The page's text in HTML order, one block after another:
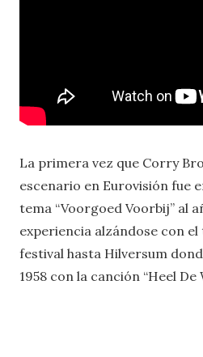
La primera vez que Corry
escenario en Eurovisión fue
tema “Voorgoed Voorbij” al
experiencia alzándose con
festival hasta Hilversum
1958 con la canción “Heel De